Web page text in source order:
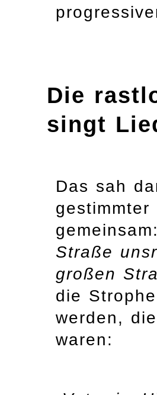
Die
singt
Das sah
Straße
großen
die
werden,
waren: